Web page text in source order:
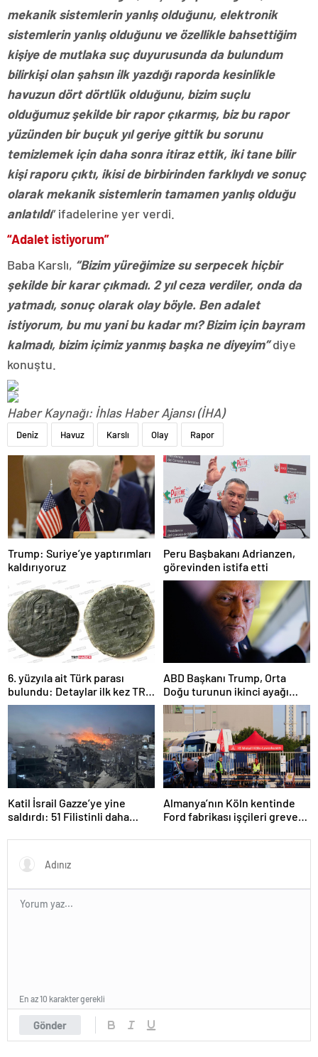
mekanik sistemlerin yanlış olduğunu, elektronik
sistemlerin yanlış olduğunu ve özellikle bahsettiğim
kişiye de mutlaka suç duyurusunda da bulundum
bilirkişi olan şahsın ilk yazdığı raporda kesinlikle
havuzun dört dörtlük olduğunu, bizim suçlu
olduğumuz şekilde bir rapor çıkarmış, biz bu rapor
yüzünden bir buçuk yıl geriye gittik bu sorunu
temizlemek için daha sonra itiraz ettik, iki tane bilir
kişi raporu çıktı, ikisi de birbirinden farklıydı ve sonuç
olarak mekanik sistemlerin tamamen yanlış olduğu
anlatıldı” ifadelerine yer verdi.
“Adalet istiyorum”
Baba Karslı, “Bizim yüreğimize su serpecek hiçbir
şekilde bir karar çıkmadı. 2 yıl ceza verdiler, onda da
yatmadı, sonuç olarak olay böyle. Ben adalet
istiyorum, bu mu yani bu kadar mı? Bizim için bayram
kalmadı, bizim içimiz yanmış başka ne diyeyim”diye
konuştu.
Haber Kaynağı: İhlas Haber Ajansı (İHA)
Deniz Havuz Karslı Olay Rapor
Trump: Suriye’ye yaptırımları
kaldırıyoruz
Peru Başbakanı Adrianzen,
görevinden istifa etti
6. yüzyıla ait Türk parası
bulundu: Detaylar ilk kez TRT
Haber’de
ABD Başkanı Trump, Orta
Doğu turunun ikinci ayağı
Katar’da
Katil İsrail Gazze’ye yine
saldırdı: 51 Filistinli daha
Almanya’nın Köln kentinde
Ford fabrikası işçileri greve
Gönder
En az 10 karakter gerekli